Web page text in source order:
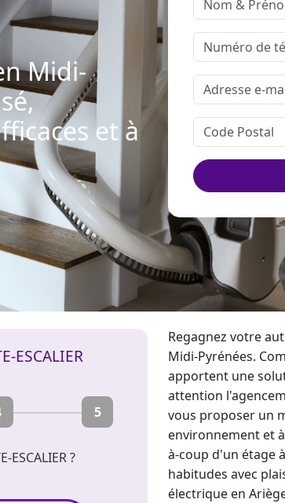
Midi-
et à
ESCALIER
5
ESCALIER ?
Regagnez votre
Midi-Pyrénées.
apportent une
attention
vous proposer un
environnement et
à-coup d'un étage
habitudes avec
électrique en